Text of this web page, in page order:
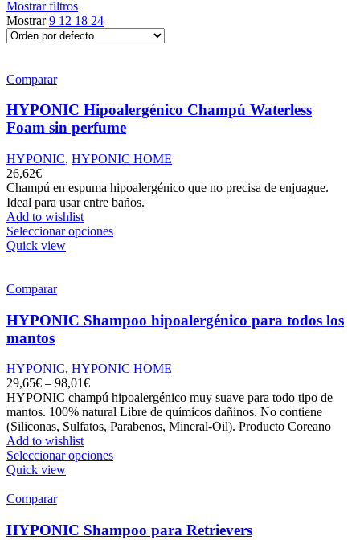
Mostrar filtros
Mostrar9 12 18 24
Comparar
HYPONIC Hipoalergénico Champú Waterless
Foam sin perfume
HYPONIC, HYPONIC HOME
26,62€
Champú en espuma hipoalergénico que no precisa de enjuague.
Ideal para usar entre baños.
Add to wishlist
Seleccionar opciones
Quick view
Comparar
HYPONIC Shampoo hipoalergénico para todos los
mantos
HYPONIC, HYPONIC HOME
29,65€ – 98,01€
HYPONIC champú hipoalergénico muy suave para todo tipo de
mantos. 100% natural Libre de químicos dañinos. No contiene
(Siliconas, Sulfatos, Parabenos, Mineral-Oil). Producto Coreano
Add to wishlist
Seleccionar opciones
Quick view
Comparar
HYPONIC Shampoo para Retrievers